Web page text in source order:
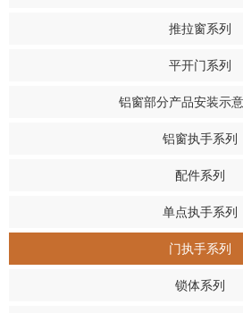
推拉窗系列
平开门系列
铝窗部分产品安装示
铝窗执手系列
配件系列
单点执手系列
门执手系列
锁体系列